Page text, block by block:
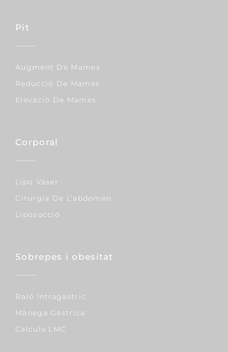
Pit
Augment De Mames
Reducció De Mames
Elevació De Mames
Corporal
Lipo Vaser
Cirurgia De L’abdomen
Liposucció
Sobrepes i obesitat
Baló Intragàstric
Mànega Gàstrica
Calcula LMC